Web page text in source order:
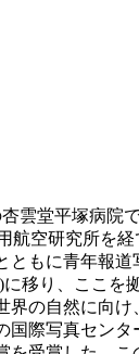
雲堂平塚病院
空研究所を
ともに青年報
移り、ここ
の自然に向
写真セン